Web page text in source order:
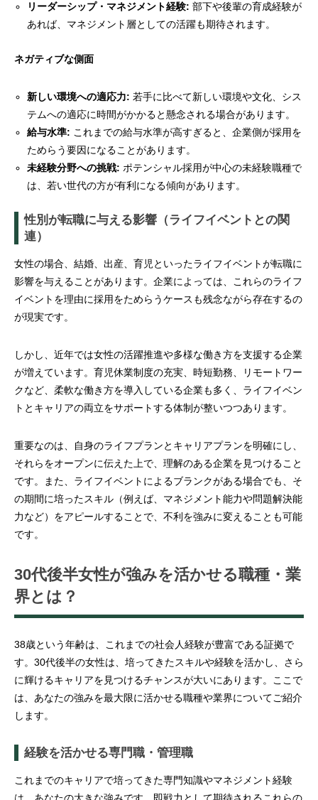
リーダーシップ・マネジメント経験: 部下や後輩の育成経験が
あれば、マネジメント層としての活躍も期待されます。
ネガティブな側面
新しい環境への適応力: 若手に比べて新しい環境や文化、シス
テムへの適応に時間がかかると懸念される場合があります。
給与水準: これまでの給与水準が高すぎると、企業側が採用を
ためらう要因になることがあります。
未経験分野への挑戦: ポテンシャル採用が中心の未経験職種で
は、若い世代の方が有利になる傾向があります。
性別が転職に与える影響（ライフイベントとの関
連）
女性の場合、結婚、出産、育児といったライフイベントが転職に
影響を与えることがあります。企業によっては、これらのライフ
イベントを理由に採用をためらうケースも残念ながら存在するの
が現実です。
しかし、近年では女性の活躍推進や多様な働き方を支援する企業
が増えています。育児休業制度の充実、時短勤務、リモートワー
クなど、柔軟な働き方を導入している企業も多く、ライフイベン
トとキャリアの両立をサポートする体制が整いつつあります。
重要なのは、自身のライフプランとキャリアプランを明確にし、
それらをオープンに伝えた上で、理解のある企業を見つけること
です。また、ライフイベントによるブランクがある場合でも、そ
の期間に培ったスキル（例えば、マネジメント能力や問題解決能
力など）をアピールすることで、不利を強みに変えることも可能
です。
30代後半女性が強みを活かせる職種・業
界とは？
38歳という年齢は、これまでの社会人経験が豊富である証拠で
す。30代後半の女性は、培ってきたスキルや経験を活かし、さら
に輝けるキャリアを見つけるチャンスが大いにあります。ここで
は、あなたの強みを最大限に活かせる職種や業界についてご紹介
します。
経験を活かせる専門職・管理職
これまでのキャリアで培ってきた専門知識やマネジメント経験